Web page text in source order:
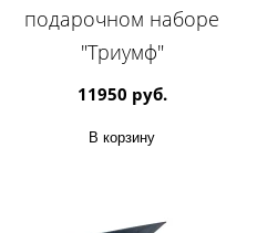
подарочном наборе
"Триумф"
11950 руб.
В корзину